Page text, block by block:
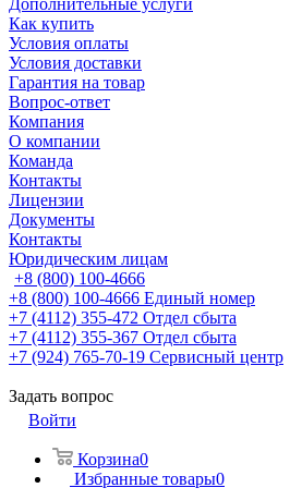
Дополнительные услуги
Как купить
Условия оплаты
Условия доставки
Гарантия на товар
Вопрос-ответ
Компания
О компании
Команда
Контакты
Лицензии
Документы
Контакты
Юридическим лицам
+8 (800) 100-4666
+8 (800) 100-4666 Единый номер
+7 (4112) 355-472 Отдел сбыта
+7 (4112) 355-367 Отдел сбыта
+7 (924) 765-70-19 Сервисный центр
Задать вопрос
Войти
Корзина0
Избранные товары0